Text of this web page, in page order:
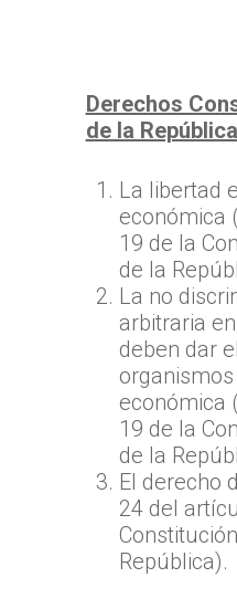
Derechos
de la República
La libertad
económica
19 de la
de la
La no
arbitraria
deben dar
económica
19 de la
de la
El derecho
24 del
República).